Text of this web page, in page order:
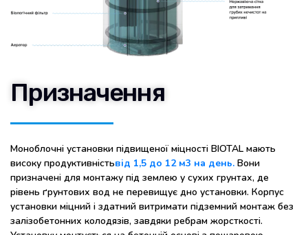
Призначення
Моноблочні установки підвищеної міцності BIOTAL мають
високу продуктивністьвід 1,5 до 12 м3 на день. Вони
призначені для монтажу під землею у сухих грунтах, де
рівень ґрунтових вод не перевищує дно установки. Корпус
установки міцний і здатний витримати підземний монтаж без
залізобетонних колодязів, завдяки ребрам жорсткості.